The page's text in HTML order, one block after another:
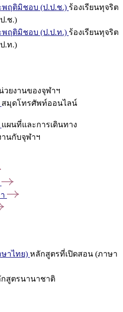
พฤติมิชอบ (ป.ป.ช.) ร้องเรียนทุจริต
.ช.)
พฤติมิชอบ (ป.ป.ท.) ร้องเรียนทุจริต
.ท.)
วยงานของจุฬาฯ
สมุดโทรศัพท์ออนไลน์
แผนที่และการเดินทาง
านกับจุฬาฯ
าไทย) หลักสูตรที่เปิดสอน (ภาษา
สูตรนานาชาติ